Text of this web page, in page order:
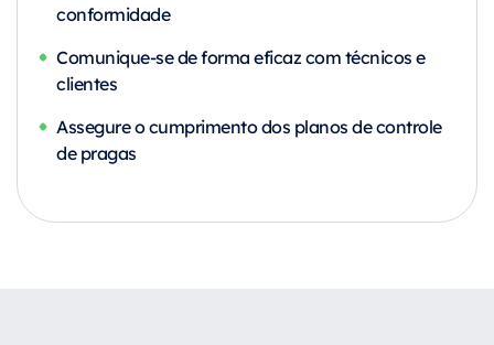
conformidade
Comunique-se de forma eficaz com técnicos e
clientes
Assegure o cumprimento dos planos de controle
de pragas